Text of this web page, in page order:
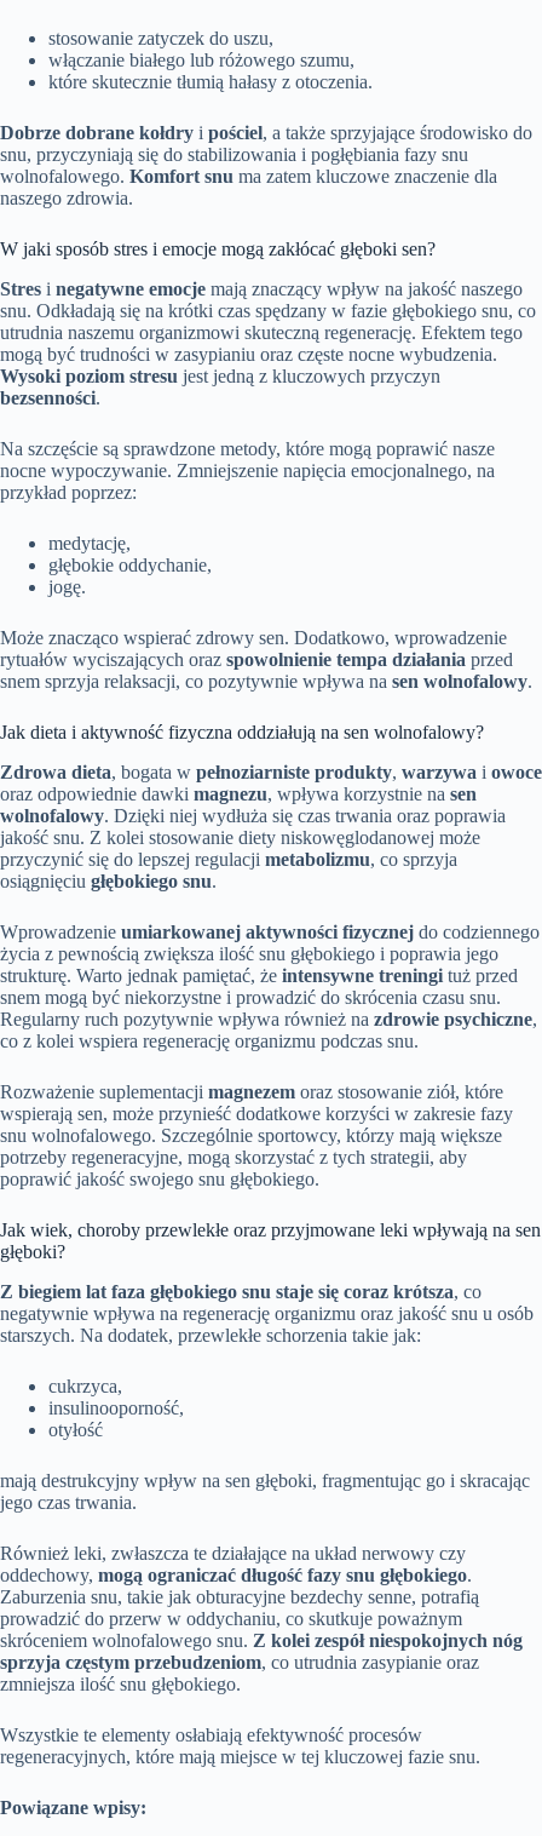
stosowanie zatyczek do uszu,
włączanie białego lub różowego szumu,
które skutecznie tłumią hałasy z otoczenia.
Dobrze dobrane kołdry i pościel, a także sprzyjające środowisko do
snu, przyczyniają się do stabilizowania i pogłębiania fazy snu
wolnofalowego. Komfort snu ma zatem kluczowe znaczenie dla
naszego zdrowia.
W jaki sposób stres i emocje mogą zakłócać głęboki sen?
Stres i negatywne emocje mają znaczący wpływ na jakość naszego
snu. Odkładają się na krótki czas spędzany w fazie głębokiego snu, co
utrudnia naszemu organizmowi skuteczną regenerację. Efektem tego
mogą być trudności w zasypianiu oraz częste nocne wybudzenia.
Wysoki poziom stresu jest jedną z kluczowych przyczyn
bezsenności.
Na szczęście są sprawdzone metody, które mogą poprawić nasze
nocne wypoczywanie. Zmniejszenie napięcia emocjonalnego, na
przykład poprzez:
medytację,
głębokie oddychanie,
jogę.
Może znacząco wspierać zdrowy sen. Dodatkowo, wprowadzenie
rytuałów wyciszających oraz spowolnienie tempa działania przed
snem sprzyja relaksacji, co pozytywnie wpływa na sen wolnofalowy.
Jak dieta i aktywność fizyczna oddziałują na sen wolnofalowy?
Zdrowa dieta, bogata w pełnoziarniste produkty, warzywa i owoce
oraz odpowiednie dawki magnezu, wpływa korzystnie na sen
wolnofalowy. Dzięki niej wydłuża się czas trwania oraz poprawia
jakość snu. Z kolei stosowanie diety niskowęglodanowej może
przyczynić się do lepszej regulacji metabolizmu, co sprzyja
osiągnięciu głębokiego snu.
Wprowadzenie umiarkowanej aktywności fizycznej do codziennego
życia z pewnością zwiększa ilość snu głębokiego i poprawia jego
strukturę. Warto jednak pamiętać, że intensywne treningi tuż przed
snem mogą być niekorzystne i prowadzić do skrócenia czasu snu.
Regularny ruch pozytywnie wpływa również na zdrowie psychiczne,
co z kolei wspiera regenerację organizmu podczas snu.
Rozważenie suplementacji magnezem oraz stosowanie ziół, które
wspierają sen, może przynieść dodatkowe korzyści w zakresie fazy
snu wolnofalowego. Szczególnie sportowcy, którzy mają większe
potrzeby regeneracyjne, mogą skorzystać z tych strategii, aby
poprawić jakość swojego snu głębokiego.
Jak wiek, choroby przewlekłe oraz przyjmowane leki wpływają na sen
głęboki?
Z biegiem lat faza głębokiego snu staje się coraz krótsza, co
negatywnie wpływa na regenerację organizmu oraz jakość snu u osób
starszych. Na dodatek, przewlekłe schorzenia takie jak:
cukrzyca,
insulinooporność,
otyłość
mają destrukcyjny wpływ na sen głęboki, fragmentując go i skracając
jego czas trwania.
Również leki, zwłaszcza te działające na układ nerwowy czy
oddechowy, mogą ograniczać długość fazy snu głębokiego.
Zaburzenia snu, takie jak obturacyjne bezdechy senne, potrafią
prowadzić do przerw w oddychaniu, co skutkuje poważnym
skróceniem wolnofalowego snu. Z kolei zespół niespokojnych nóg
sprzyja częstym przebudzeniom, co utrudnia zasypianie oraz
zmniejsza ilość snu głębokiego.
Wszystkie te elementy osłabiają efektywność procesów
regeneracyjnych, które mają miejsce w tej kluczowej fazie snu.
Powiązane wpisy: